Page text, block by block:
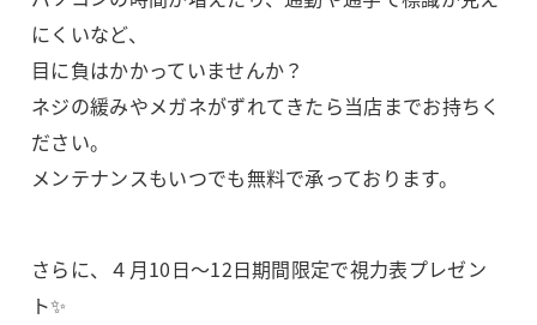
にくいなど、
目に負はかかっていませんか？
ネジの緩みやメガネがずれてきたら当店までお持ちく
ださい。
メンテナンスもいつでも無料で承っております。
さらに、４月10日～12日期間限定で視力表プレゼン
ト✨